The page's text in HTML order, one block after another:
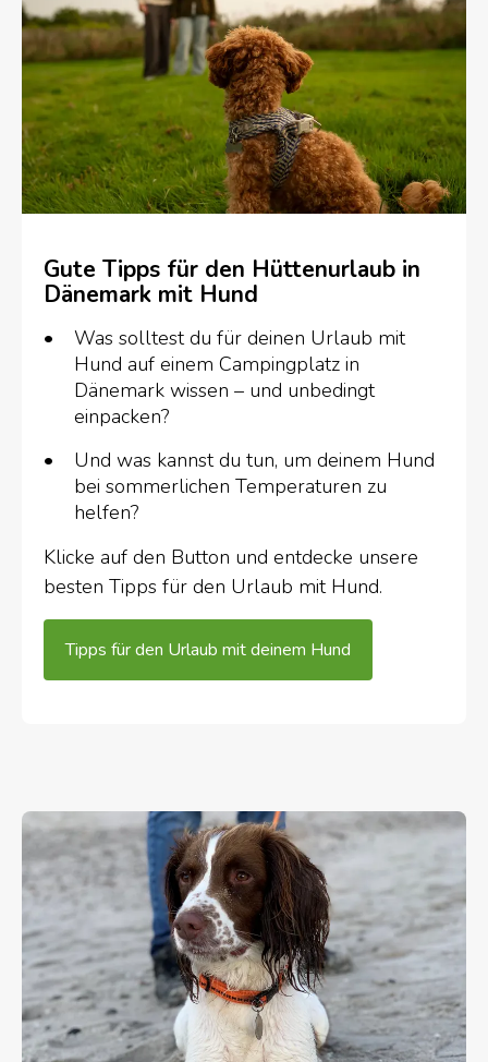
Gute Tipps für den Hüttenurlaub in
Dänemark mit Hund
Was solltest du für deinen Urlaub mit
Hund auf einem Campingplatz in
Dänemark wissen – und unbedingt
einpacken?
Und was kannst du tun, um deinem Hund
bei sommerlichen Temperaturen zu
helfen?
Klicke auf den Button und entdecke unsere
besten Tipps für den Urlaub mit Hund.
Tipps für den Urlaub mit deinem Hund